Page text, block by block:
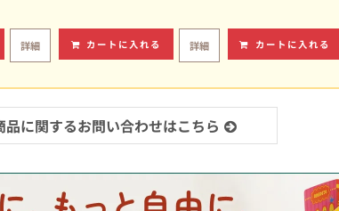
詳細 カートに入れる 詳細 カートに入れる
品に関するお問い合わせはこちら